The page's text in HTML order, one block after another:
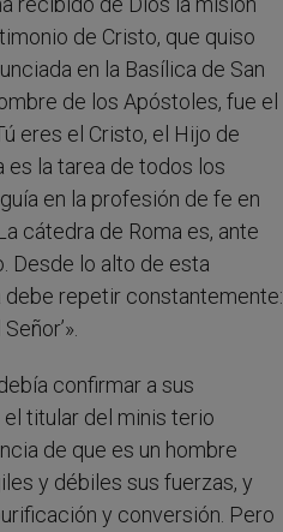
de Cristo, que quiso
en la Basílica de San
de los Apóstoles, fue el
eres el Cristo, el Hijo de
es la tarea de todos los
en la profesión de fe en
cátedra de Roma es, ante
Desde lo alto de esta
debe repetir constantemente:
confirmar a sus
titular del minis terio
de que es un hombre
y débiles sus fuerzas, y
y conversión. Pero